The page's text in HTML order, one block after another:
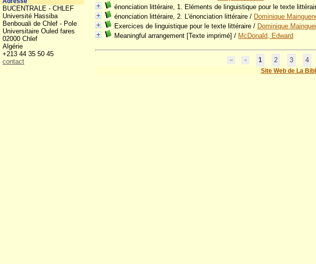
énonciation littéraire, 1. Eléments de linguistique pour le texte
énonciation littéraire, 2. L'énonciation littéraire / Dominique
Exercices de linguistique pour le texte littéraire / Dominique
Meaningful arrangement [Texte imprimé] / McDonald, Edward
1 2 3 4
Site Web de La
BUCENTRALE - CHLEF
Université Hassiba
Benbouali de Chlef - Pole
Universitaire Ouled fares
02000 Chlef
Algérie
+213 44 35 50 45
contact